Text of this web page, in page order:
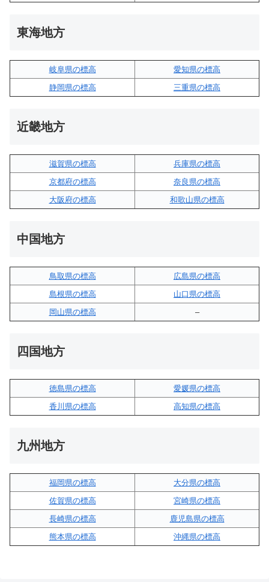
東海地方
岐阜県の標高
愛知県の標高
静岡県の標高
三重県の標高
近畿地方
滋賀県の標高
兵庫県の標高
京都府の標高
奈良県の標高
大阪府の標高
和歌山県の標高
中国地方
鳥取県の標高
広島県の標高
島根県の標高
山口県の標高
岡山県の標高
–
四国地方
徳島県の標高
愛媛県の標高
香川県の標高
高知県の標高
九州地方
福岡県の標高
大分県の標高
佐賀県の標高
宮崎県の標高
長崎県の標高
鹿児島県の標高
熊本県の標高
沖縄県の標高